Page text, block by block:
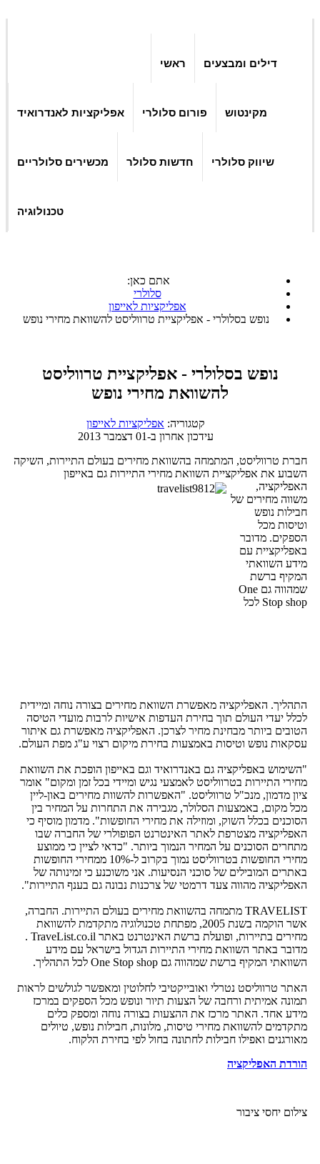
ראשי דילים ומבצעים
אפליקציות לאנדרואיד פורום סלולרי מקינטוש
מכשירים סלולריים חדשות סלולר שיווק סלולרי
טכנולוגיה
אתם כאן:
סלולרי
אפליקציות לאייפון
נופש בסלולרי - אפליקציית טרווליסט להשוואת מחירי נופש
נופש בסלולרי - אפליקציית טרווליסט
להשוואת מחירי נופש
קטגוריה: אפליקציות לאייפון
עידכון אחרון ב-01 דצמבר 2013
חברת טרווליסט, המתמחה בהשוואת מחירים בעולם התיירות, השיקה
השבוע את אפליקציית השוואת מחירי התיירות גם באייפון
האפליקציה,
משווה מחירים של
חבילות נופש
וטיסות מכל
הספקים. מדובר
באפליקציית עם
מידע השוואתי
המקיף ברשת
שמהווה גם One
Stop shop לכל
התהליך. האפליקציה מאפשרת השוואת מחירים בצורה נוחה ומיידית
לכלל יעדי העולם תוך בחירת העדפות אישיות לרבות מועדי הטיסה
הטובים ביותר מבחינת מחיר לצרכן. האפליקציה מאפשרת גם איתור
עסקאות נופש וטיסות באמצעות בחירת מיקום רצוי ע"ג מפת העולם.
"השימוש באפליקציה גם באנדרואיד וגם באייפון הופכת את השוואת
מחירי התיירות בטרווליסט לאמצעי נגיש ומיידי בכל זמן ומקום" אומר
ציון מדמון, מנכ"ל טרווליסט. "האפשרות להשוות מחירים באון-ליין
מכל מקום, באמצעות הסלולר, מגבירה את התחרות על המחיר בין
הסוכנים בכלל השוק, ומוזילה את מחירי החופשות". מדמון מוסיף כי
האפליקציה מצטרפת לאתר האינטרנט הפופולרי של החברה שבו
מתחרים הסוכנים על המחיר הנמוך ביותר. "כדאי לציין כי ממוצע
מחירי החופשות בטרווליסט נמוך בקרוב ל-10% ממחירי החופשות
באתרים המובילים של סוכני הנסיעות. אני משוכנע כי זמינותה של
האפליקציה מהווה צעד דרמטי של צרכנות נבונה גם בענף התיירות".
TRAVELIST מתמחה בהשוואת מחירים בעולם התיירות. החברה,
אשר הוקמה בשנת 2005, מפתחת טכנולוגיה מתקדמת להשוואת
מחירים בתיירות, ופועלת ברשת האינטרנט באתר TraveList.co.il .
מדובר באתר השוואת מחירי התיירות הגדול בישראל עם מידע
השוואתי המקיף ברשת שמהווה גם One Stop shop לכל התהליך.
האתר טרווליסט נטרלי ואובייקטיבי לחלוטין ומאפשר לגולשים לראות
תמונה אמיתית ורחבה של הצעות תיור ונופש מכל הספקים במרכז
מידע אחד. האתר מרכז את ההצעות בצורה נוחה ומספק כלים
מתקדמים להשוואת מחירי טיסות, מלונות, חבילות נופש, טיולים
מאורגנים ואפילו חבילות לחתונה בחול לפי בחירת הלקוח.
הורדת האפליקציה
צילום יחסי ציבור